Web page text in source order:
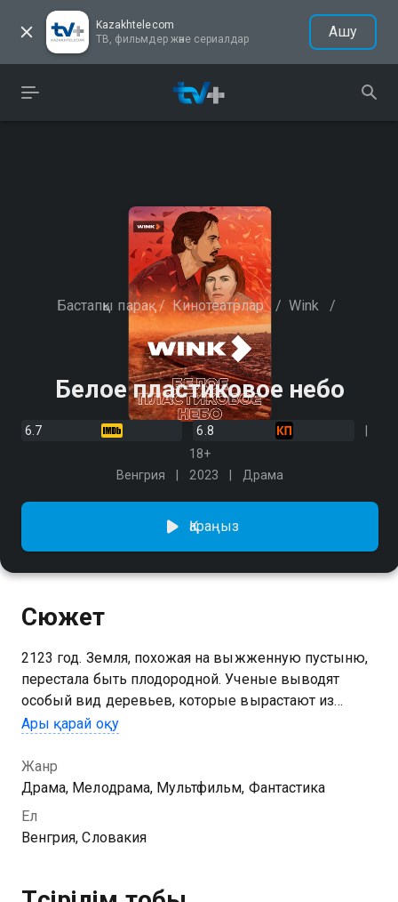
Kazakhtelecom
ТВ, фильмдер және сериалдар
Ашу
Бастапқы парақ / Кинотеатрлар / Wink /
Белое пластиковое небо
6.7
6.8
18+
Венгрия
2023 Драма
Қараңыз
Сюжет
2123 год. Земля, похожая на выжженную пустыню,
перестала быть плодородной. Ученые выводят
особый вид деревьев, которые вырастают из
человеческой плоти, Жизнь мегаполиса теперь
лет все граждане обязаны стать донорами для
растений. 28-летний психолог Стефан — один из
активных сторонников заведенного миропорядка.
Но все меняется, когда его любимая жена Нора
соглашается на добровольную имплантацию. Чтобы
проникает в секретную лабораторию, где находится
Ары қарай оқу
Жанр
Драма, Мелодрама, Мультфильм, Фантастика
Ел
Венгрия, Словакия